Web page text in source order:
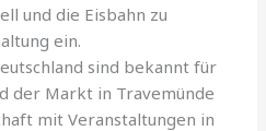
und die Eisbahn zu
ein.
sind bekannt für
der Markt in Travemünde
mit Veranstaltungen in